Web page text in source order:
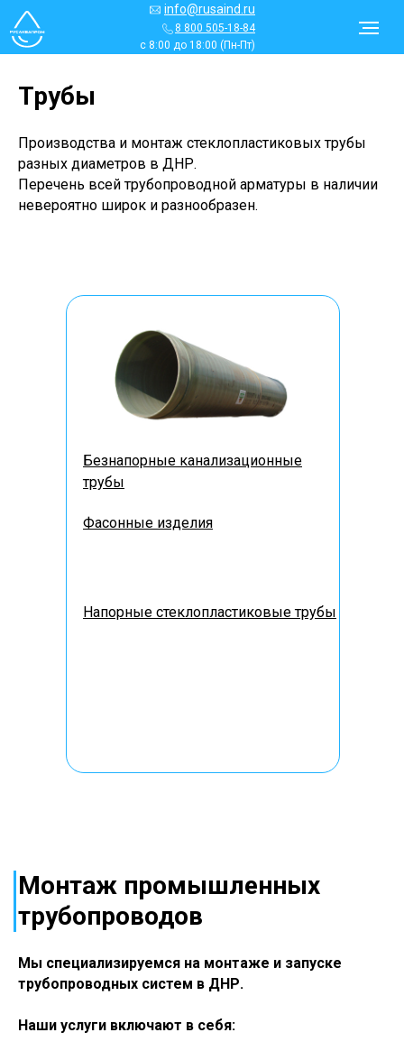
8 800 505-18-84
с 8:00 до 18:00 (Пн-Пт)
info@rusaind.ru
Трубы
Производства и монтаж стеклопластиковых трубы
разных диаметров в ДНР.
Перечень всей трубопроводной арматуры в наличии
невероятно широк и разнообразен.
Безнапорные канализационные
трубы
Фасонные изделия
Напорные стеклопластиковые трубы
Монтаж промышленных
трубопроводов
Мы специализируемся на монтаже и запуске
трубопроводных систем в ДНР.
Наши услуги включают в себя: